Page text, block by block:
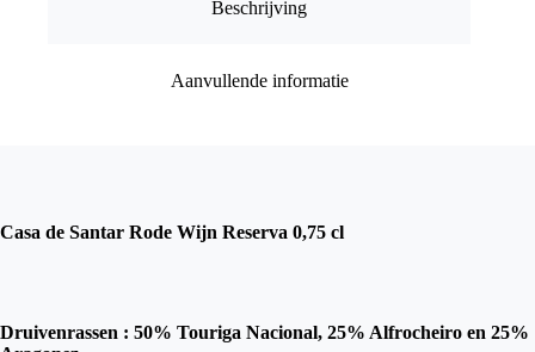
Beschrijving
Aanvullende informatie
Casa de Santar Rode Wijn Reserva 0,75 cl
Druivenrassen : 50% Touriga Nacional, 25% Alfrocheiro en 25%